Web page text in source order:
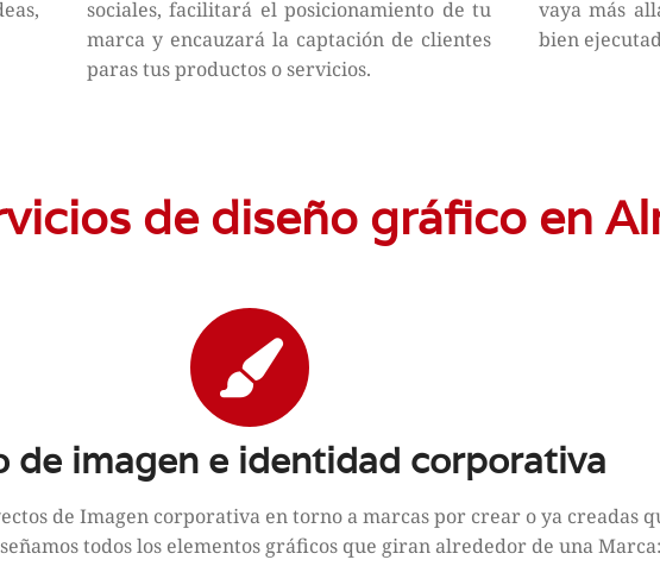
sociales, facilitará el posicionamiento de tu
marca y encauzará la captación de clientes
paras tus productos o servicios.
vaya más
bien
de diseño gráfico en
de imagen e identidad corporativa
de Imagen corporativa en torno a marcas por crear o ya creadas
todos los elementos gráficos que giran alrededor de una Marca: